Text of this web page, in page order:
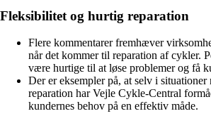
Fleksibilitet og hurtig reparation
Flere kommentarer fremhæver
når det kommer til reparation af cykler.
være hurtige til at løse problemer og få
Der er eksempler på, at selv i
reparation har Vejle Cykle-Central
kundernes behov på en effektiv måde.